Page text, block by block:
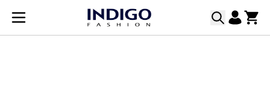
Прескачане към съдържанието